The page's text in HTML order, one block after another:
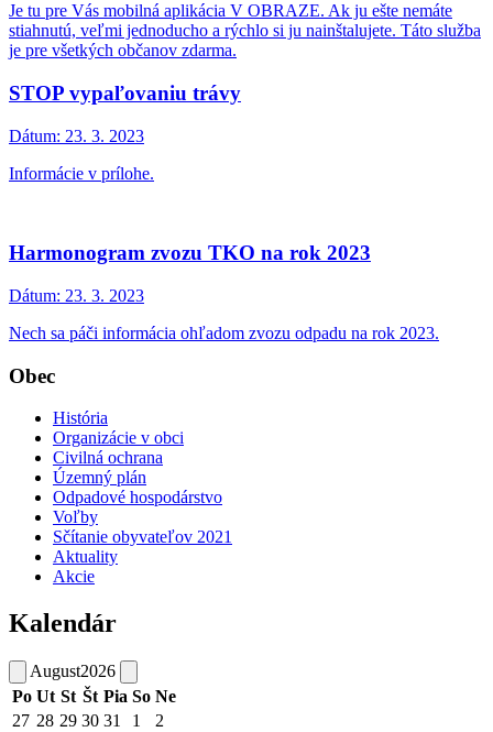
Je tu pre Vás mobilná aplikácia V OBRAZE. Ak ju ešte nemáte
stiahnutú, veľmi jednoducho a rýchlo si ju nainštalujete. Táto služba
je pre všetkých občanov zdarma.
STOP vypaľovaniu trávy
Dátum: 23. 3. 2023
Informácie v prílohe.
Harmonogram zvozu TKO na rok 2023
Dátum: 23. 3. 2023
Nech sa páči informácia ohľadom zvozu odpadu na rok 2023.
Obec
História
Organizácie v obci
Civilná ochrana
Územný plán
Odpadové hospodárstvo
Voľby
Sčítanie obyvateľov 2021
Aktuality
Akcie
Kalendár
August2026
Po Ut St Št Pia So Ne
27 28 29 30 31 1
2